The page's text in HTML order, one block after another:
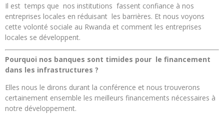
Il est temps que nos institutions fassent confiance à nos
entreprises locales en réduisant les barrières. Et nous voyons
cette volonté sociale au Rwanda et comment les entreprises
locales se développent.
Pourquoi nos banques sont timides pour le financement
dans les infrastructures ?
Elles nous le dirons durant la conférence et nous trouverons
certainement ensemble les meilleurs financements nécessaires à
notre développement.